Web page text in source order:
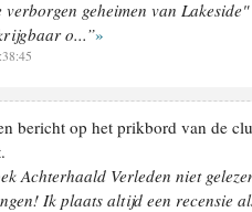
geheimen van
o...”»
bericht op het prikbord van de
Achterhaald Verleden niet
Ik plaats altijd een recensie